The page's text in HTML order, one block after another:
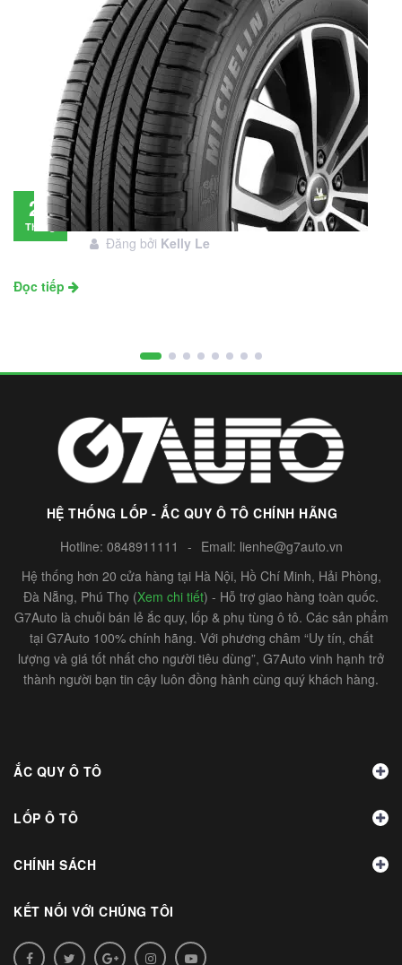
28
Tháng
Đánh giá lốp Michelin Primacy SUV: Đáng
đầu tư không?
Đăng bởi Kelly Le
Đọc tiếp
HỆ THỐNG LỐP - ẮC QUY Ô TÔ CHÍNH HÃNG
Hotline: 0848911111 - Email: lienhe@g7auto.vn
Hệ thống hơn 20 cửa hàng tại Hà Nội, Hồ Chí Minh, Hải Phòng,
Đà Nẵng, Phú Thọ (Xem chi tiết) - Hỗ trợ giao hàng toàn quốc.
G7Auto là chuỗi bán lẻ ắc quy, lốp & phụ tùng ô tô. Các sản phẩm
tại G7Auto 100% chính hãng. Với phương châm “Uy tín, chất
lượng và giá tốt nhất cho người tiêu dùng”, G7Auto vinh hạnh trở
thành người bạn tin cậy luôn đồng hành cùng quý khách hàng.
ẮC QUY Ô TÔ
LỐP Ô TÔ
CHÍNH SÁCH
KẾT NỐI VỚI CHÚNG TÔI